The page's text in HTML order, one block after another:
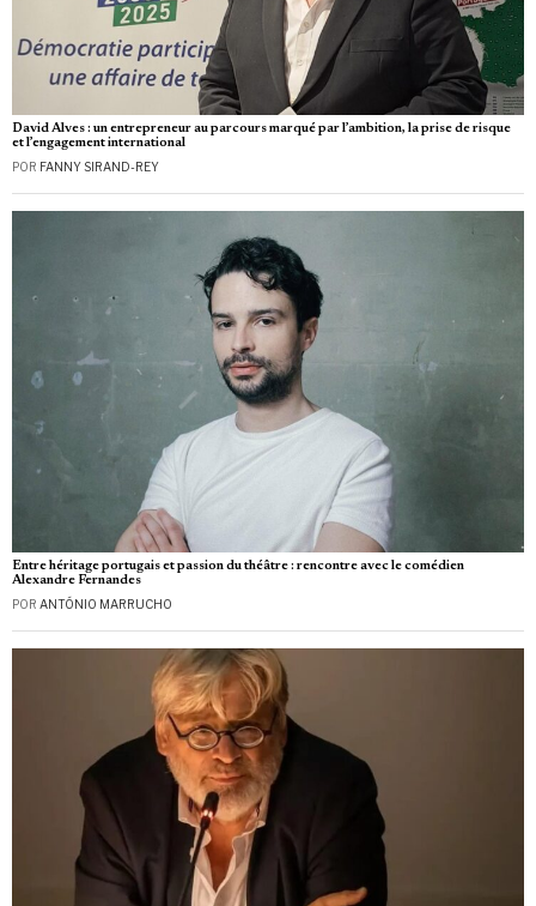
David Alves : un entrepreneur au parcours marqué par l’ambition, la prise de risque
et l’engagement international
POR FANNY SIRAND-REY
Entre héritage portugais et passion du théâtre : rencontre avec le comédien
Alexandre Fernandes
POR ANTÓNIO MARRUCHO